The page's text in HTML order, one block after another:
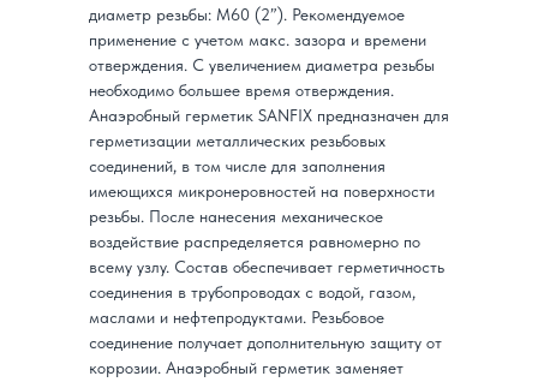
диаметр резьбы: M60 (2”). Рекомендуемое
применение с учетом макс. зазора и времени
отверждения. С увеличением диаметра резьбы
необходимо большее время отверждения.
Анаэробный герметик SANFIX предназначен для
герметизации металлических резьбовых
соединений, в том числе для заполнения
имеющихся микронеровностей на поверхности
резьбы. После нанесения механическое
воздействие распределяется равномерно по
всему узлу. Состав обеспечивает герметичность
соединения в трубопроводах с водой, газом,
маслами и нефтепродуктами. Резьбовое
соединение получает дополнительную защиту от
коррозии. Анаэробный герметик заменяет